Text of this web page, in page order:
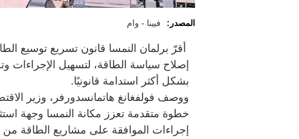
المصدر: فيينا - وام
أقرّ برلمان النمسا قانون تسريع توسيع
إصلاح سياسة الطاقة، لتسهيل الإجراءات
بشكل أكثر استدامة قانونيًا.
ووصف فولفغانغ هاتمانسدورفر، وزير
خطوة متقدمة تعزز مكانة النمسا وجهة
إجراءات الموافقة على مشاريع الطاقة من